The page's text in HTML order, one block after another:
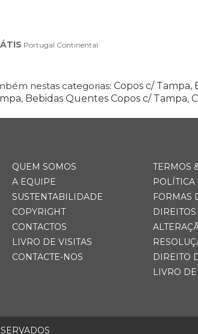
Portugal Continental
nestas categorias: Copos c/ Tampa,
, Bebidas Quentes Copos c/ Tampa,
QUEM SOMOS
A EQUIPE
SUSTENTABILIDADE
COPYRIGHT
CONTACTOS
LIVRO DE VISITAS
CONTACTE-NOS
TERMOS
FORMAS
DIREITO
LIVRO